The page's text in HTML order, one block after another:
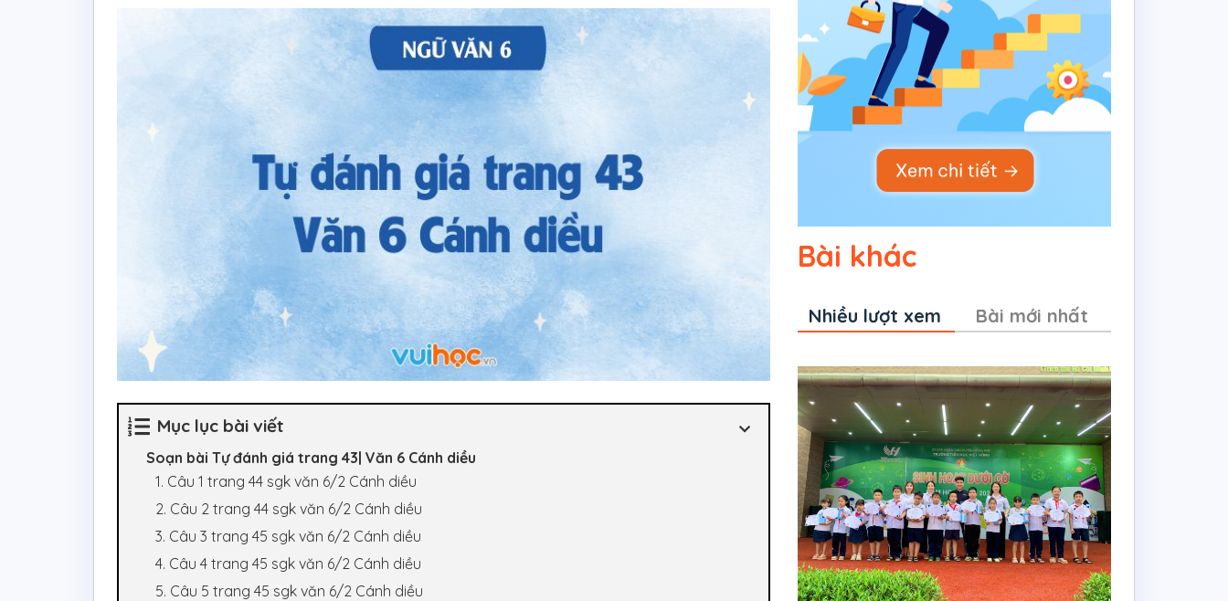
Mục lục bài viết
Soạn bài Tự đánh giá trang 43| Văn 6 Cánh diều
1. Câu 1 trang 44 sgk văn 6/2 Cánh diều
2. Câu 2 trang 44 sgk văn 6/2 Cánh diều
3. Câu 3 trang 45 sgk văn 6/2 Cánh diều
4. Câu 4 trang 45 sgk văn 6/2 Cánh diều
5. Câu 5 trang 45 sgk văn 6/2 Cánh diều
Bài khác
Nhiều lượt xem Bài mới nhất